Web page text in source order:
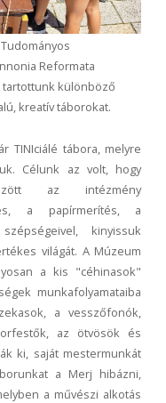
Reformata
tartottunk különböző
kreatív táborokat.
TINIciálé tábora, melyre
Célunk az volt, hogy
az intézmény
a papírmerítés, a
kinyissuk
világát. A Múzeum
a kis "céhinasok"
munkafolyamataiba
a vesszőfonók,
az ötvösök és
ki, saját mestermunkát
a Merj hibázni,
a művészi alkotás